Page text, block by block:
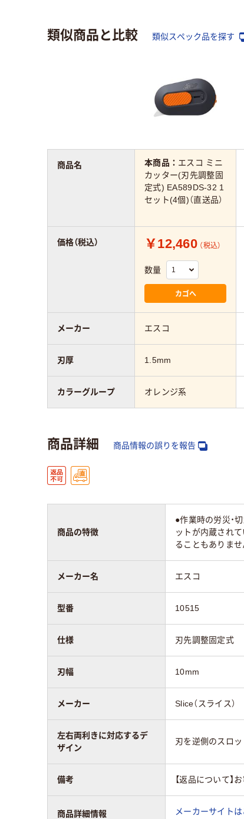
類似商品と比較 類似スペック品を探す
商品名 本商品： エスコ ミニ
カッター(刃先調整固
定式) EA589DS-32 1
セット(4個)（直送品）
価格（税込） ￥12,460 （税込）
数量
カゴへ
メーカー エスコ
刃厚 1.5mm
カラーグループ オレンジ系
商品詳細 商品情報の誤りを報告
商品の特徴
●作業時の労災・
ットが内蔵され
ることもありま
メーカー名 エスコ
型番 10515
仕様 刃先調整固定式
刃幅 10mm
メーカー Slice（スライス）
左右両利きに対応するデ
ザイン
刃を逆側のスロ
備考 【返品について】
商品詳細情報 メーカーサイトは